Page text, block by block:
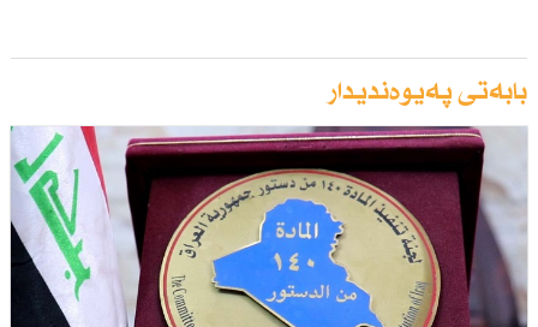
بابەتی پەیوەندیدار